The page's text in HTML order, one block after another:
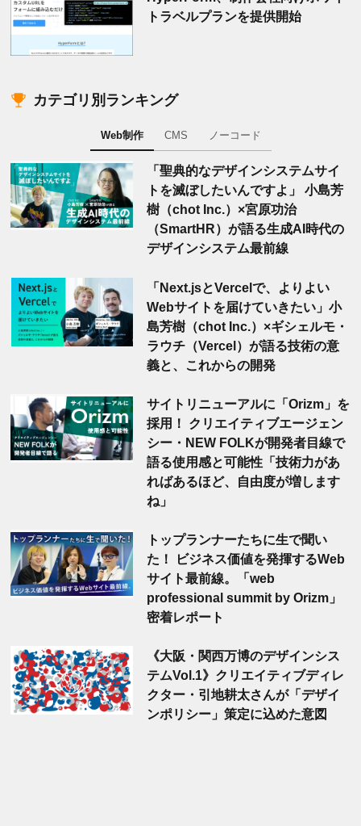
トラベルプランを提供開始
カテゴリ別ランキング
Web制作 CMS ノーコード
「聖典的なデザインシステムサイ
トを滅ぼしたいんですよ」 小島芳
樹（chot Inc.）×宮原功治
（SmartHR）が語る生成AI時代の
デザインシステム最前線
「Next.jsとVercelで、よりよい
Webサイトを届けていきたい」小
島芳樹（chot Inc.）×ギシェルモ・
ラウチ（Vercel）が語る技術の意
義と、これからの開発
サイトリニューアルに「Orizm」を
採用！ クリエイティブエージェン
シー・NEW FOLKが開発者目線で
語る使用感と可能性「技術力があ
ればあるほど、自由度が増します
ね」
トップランナーたちに生で聞い
た！ ビジネス価値を発揮するWeb
サイト最前線。「web
professional summit by Orizm」
密着レポート
《大阪・関西万博のデザインシス
テムVol.1》クリエイティブディレ
クター・引地耕太さんが「デザイ
ンポリシー」策定に込めた意図